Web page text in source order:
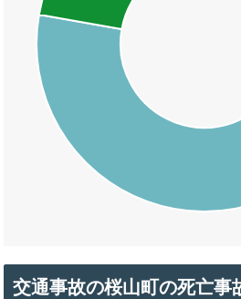
交通事故の桜山町の死亡事